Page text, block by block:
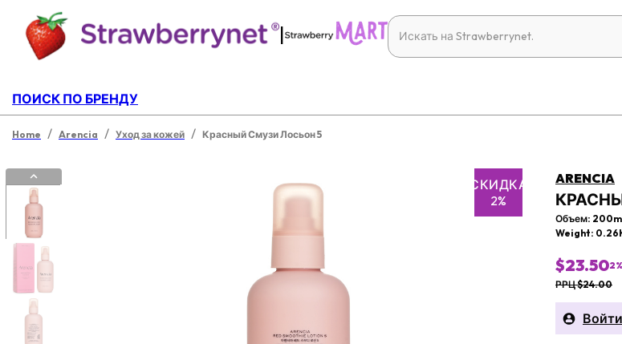
|
ПОИСК ПО БРЕНДУ
Home / Arencia / Уход за кожей / Красный Смузи Лосьон 5
СКИДКА
2%
ARENCIA
Объем:
Weight:
$23.502
РРЦ $24.00
Войти